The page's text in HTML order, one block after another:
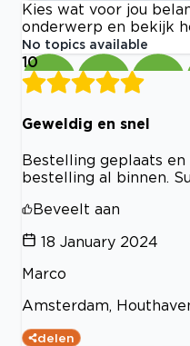
Kies wat voor jou
onderwerp en bekijk
No topics available
10
Geweldig en snel
Bestelling geplaats
bestelling al binnen.
Beveelt aan
18 January 2024
Marco
Amsterdam,
delen